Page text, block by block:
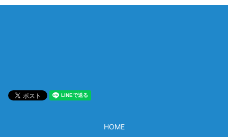
HOME